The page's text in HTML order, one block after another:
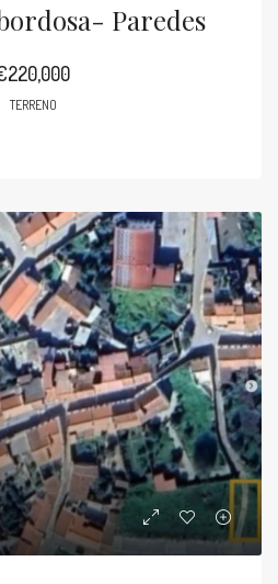
Paredes
TERRENO